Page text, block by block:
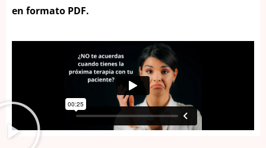
en formato PDF.